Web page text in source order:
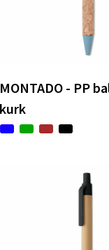
MONTADO - PP
kurk